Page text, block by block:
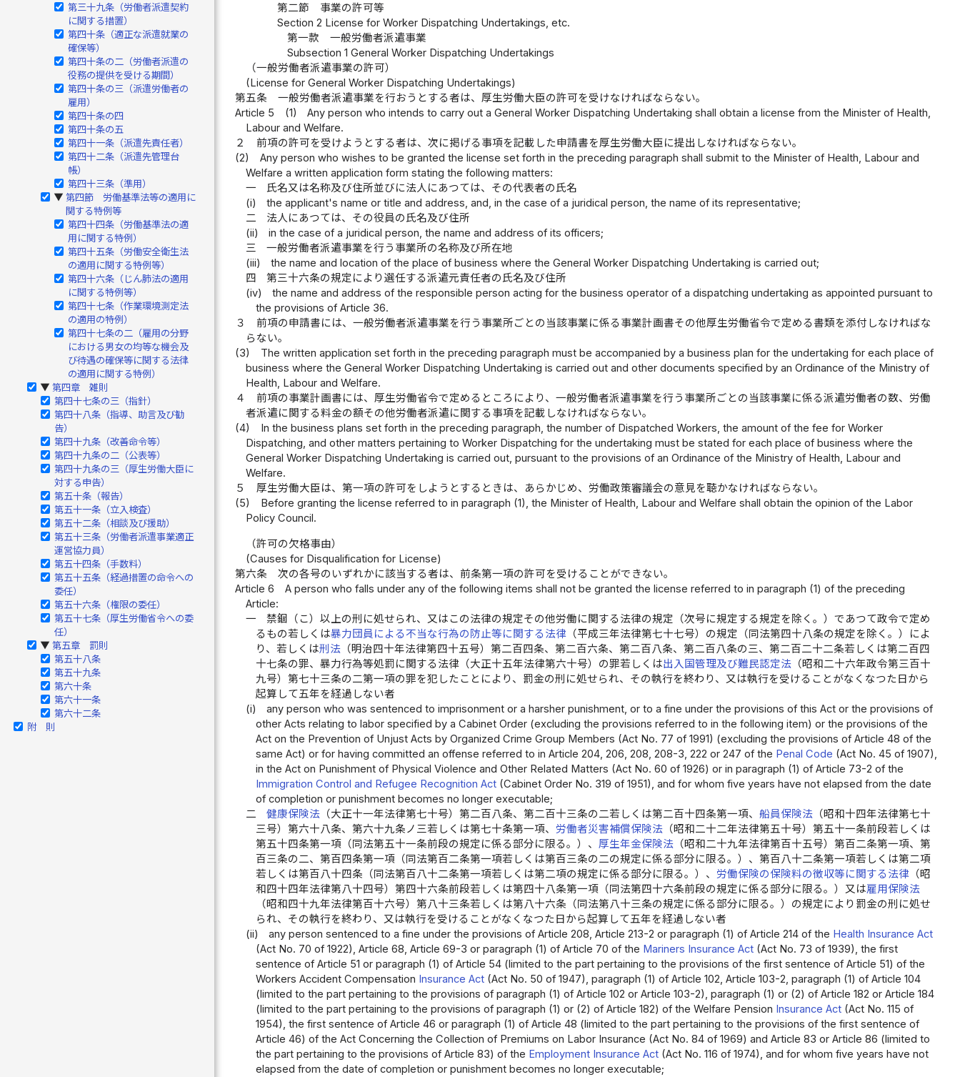
第三十九条（労働者派遣契約
に関する措置）
第四十条（適正な派遣就業の
確保等）
第四十条の二（労働者派遣の
役務の提供を受ける期間）
第四十条の三（派遣労働者の
雇用）
第四十条の四
第四十条の五
第四十一条（派遣先責任者）
第四十二条（派遣先管理台
帳）
第四十三条（準用）
▶ 第四節 労働基準法等の適用に
関する特例等
第四十四条（労働基準法の適
用に関する特例）
第四十五条（労働安全衛生法
の適用に関する特例等）
第四十六条（じん肺法の適用
に関する特例等）
第四十七条（作業環境測定法
の適用の特例）
第四十七条の二（雇用の分野
における男女の均等な機会及
び待遇の確保等に関する法律
の適用に関する特例）
▶ 第四章 雑則
第四十七条の三（指針）
第四十八条（指導、助言及び勧
告）
第四十九条（改善命令等）
第四十九条の二（公表等）
第四十九条の三（厚生労働大臣に
対する申告）
第五十条（報告）
第五十一条（立入検査）
第五十二条（相談及び援助）
第五十三条（労働者派遣事業適正
運営協力員）
第五十四条（手数料）
第五十五条（経過措置の命令への
委任）
第五十六条（権限の委任）
第五十七条（厚生労働省令への委
任）
▶ 第五章 罰則
第五十八条
第五十九条
第六十条
第六十一条
第六十二条
附 則
第二節 事業の許可等
Section 2 License for Worker Dispatching Undertakings, etc.
第一款 一般労働者派遣事業
Subsection 1 General Worker Dispatching Undertakings
（一般労働者派遣事業の許可）
(License for General Worker Dispatching Undertakings)
第五条
一般労働者派遣事業を行おうとする者は、厚生労働大臣の許可を受けなければならない。
Article 5
(1)
Any person who intends to carry out a General Worker Dispatching Undertaking shall obtain a license from the Minister of Health,
Labour and Welfare.
２
前項の許可を受けようとする者は、次に掲げる事項を記載した申請書を厚生労働大臣に提出しなければならない。
(2)
Any person who wishes to be granted the license set forth in the preceding paragraph shall submit to the Minister of Health, Labour and
Welfare a written application form stating the following matters:
一
氏名又は名称及び住所並びに法人にあつては、その代表者の氏名
(i)
the applicant's name or title and address, and, in the case of a juridical person, the name of its representative;
二
法人にあつては、その役員の氏名及び住所
(ii)
in the case of a juridical person, the name and address of its officers;
三
一般労働者派遣事業を行う事業所の名称及び所在地
(iii)
the name and location of the place of business where the General Worker Dispatching Undertaking is carried out;
四
第三十六条の規定により選任する派遣元責任者の氏名及び住所
(iv)
the name and address of the responsible person acting for the business operator of a dispatching undertaking as appointed pursuant to
the provisions of Article 36.
３
前項の申請書には、一般労働者派遣事業を行う事業所ごとの当該事業に係る事業計画書その他厚生労働省令で定める書類を添付しなければな
らない。
(3)
The written application set forth in the preceding paragraph must be accompanied by a business plan for the undertaking for each place of
business where the General Worker Dispatching Undertaking is carried out and other documents specified by an Ordinance of the Ministry of
Health, Labour and Welfare.
４
前項の事業計画書には、厚生労働省令で定めるところにより、一般労働者派遣事業を行う事業所ごとの当該事業に係る派遣労働者の数、労働
者派遣に関する料金の額その他労働者派遣に関する事項を記載しなければならない。
(4)
In the business plans set forth in the preceding paragraph, the number of Dispatched Workers, the amount of the fee for Worker
Dispatching, and other matters pertaining to Worker Dispatching for the undertaking must be stated for each place of business where the
General Worker Dispatching Undertaking is carried out, pursuant to the provisions of an Ordinance of the Ministry of Health, Labour and
Welfare.
５
厚生労働大臣は、第一項の許可をしようとするときは、あらかじめ、労働政策審議会の意見を聴かなければならない。
(5)
Before granting the license referred to in paragraph (1), the Minister of Health, Labour and Welfare shall obtain the opinion of the Labor
Policy Council.
（許可の欠格事由）
(Causes for Disqualification for License)
第六条
次の各号のいずれかに該当する者は、前条第一項の許可を受けることができない。
Article 6
A person who falls under any of the following items shall not be granted the license referred to in paragraph (1) of the preceding
Article:
一
禁錮（こ）以上の刑に処せられ、又はこの法律の規定その他労働に関する法律の規定（次号に規定する規定を除く。）であつて政令で定め
るもの若しくは暴力団員による不当な行為の防止等に関する法律 （平成三年法律第七十七号）の規定（同法第四十八条の規定を除く。）によ
り、若しくは刑法 （明治四十年法律第四十五号）第二百四条、第二百六条、第二百八条、第二百八条の三、第二百二十二条若しくは第二百四
十七条の罪、暴力行為等処罰に関する法律（大正十五年法律第六十号）の罪若しくは出入国管理及び難民認定法 （昭和二十六年政令第三百十
九号）第七十三条の二第一項の罪を犯したことにより、罰金の刑に処せられ、その執行を終わり、又は執行を受けることがなくなつた日から
起算して五年を経過しない者
(i)
any person who was sentenced to imprisonment or a harsher punishment, or to a fine under the provisions of this Act or the provisions of
other Acts relating to labor specified by a Cabinet Order (excluding the provisions referred to in the following item) or the provisions of the
Act on the Prevention of Unjust Acts by Organized Crime Group Members (Act No. 77 of 1991) (excluding the provisions of Article 48 of the
same Act) or for having committed an offense referred to in Article 204, 206, 208, 208-3, 222 or 247 of the Penal Code (Act No. 45 of 1907),
in the Act on Punishment of Physical Violence and Other Related Matters (Act No. 60 of 1926) or in paragraph (1) of Article 73-2 of the
Immigration Control and Refugee Recognition Act (Cabinet Order No. 319 of 1951), and for whom five years have not elapsed from the date
of completion or punishment becomes no longer executable;
二
健康保険法 （大正十一年法律第七十号）第二百八条、第二百十三条の二若しくは第二百十四条第一項、船員保険法 （昭和十四年法律第七十
三号）第六十八条、第六十九条ノ三若しくは第七十条第一項、 労働者災害補償保険法 （昭和二十二年法律第五十号）第五十一条前段若しくは
第五十四条第一項（同法第五十一条前段の規定に係る部分に限る。）、厚生年金保険法 （昭和二十九年法律第百十五号）第百二条第一項、第
百三条の二、第百四条第一項（同法第百二条第一項若しくは第百三条の二の規定に係る部分に限る。）、第百八十二条第一項若しくは第二項
若しくは第百八十四条（同法第百八十二条第一項若しくは第二項の規定に係る部分に限る。）、 労働保険の保険料の徴収等に関する法律 （昭
和四十四年法律第八十四号）第四十六条前段若しくは第四十八条第一項（同法第四十六条前段の規定に係る部分に限る。）又は雇用保険法
（昭和四十九年法律第百十六号）第八十三条若しくは第八十六条（同法第八十三条の規定に係る部分に限る。）の規定により罰金の刑に処せ
られ、その執行を終わり、又は執行を受けることがなくなつた日から起算して五年を経過しない者
(ii)
any person sentenced to a fine under the provisions of Article 208, Article 213-2 or paragraph (1) of Article 214 of the Health Insurance Act
(Act No. 70 of 1922), Article 68, Article 69-3 or paragraph (1) of Article 70 of the Mariners Insurance Act (Act No. 73 of 1939), the first
sentence of Article 51 or paragraph (1) of Article 54 (limited to the part pertaining to the provisions of the first sentence of Article 51) of the
Workers Accident Compensation Insurance Act (Act No. 50 of 1947), paragraph (1) of Article 102, Article 103-2, paragraph (1) of Article 104
(limited to the part pertaining to the provisions of paragraph (1) of Article 102 or Article 103-2), paragraph (1) or (2) of Article 182 or Article 184
(limited to the part pertaining to the provisions of paragraph (1) or (2) of Article 182) of the Welfare Pension Insurance Act (Act No. 115 of
1954), the first sentence of Article 46 or paragraph (1) of Article 48 (limited to the part pertaining to the provisions of the first sentence of
Article 46) of the Act Concerning the Collection of Premiums on Labor Insurance (Act No. 84 of 1969) and Article 83 or Article 86 (limited to
the part pertaining to the provisions of Article 83) of the Employment Insurance Act (Act No. 116 of 1974), and for whom five years have not
elapsed from the date of completion or punishment becomes no longer executable;